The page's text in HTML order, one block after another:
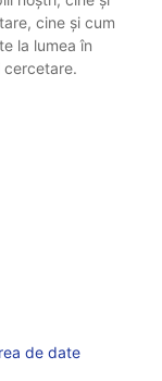
cine și cum
la lumea în
cercetare.
de date